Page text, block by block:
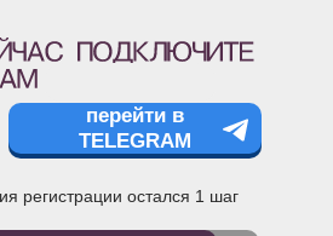
регистрации остался 1 шаг
перейти в
TELEGRAM